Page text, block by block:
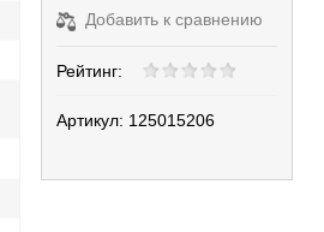
Добавить к сравнению
Рейтинг:
Артикул: 125015206